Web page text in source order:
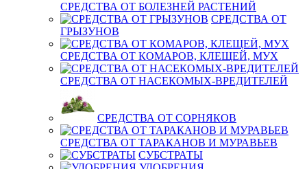
СРЕДСТВА ОТ БОЛЕЗНЕЙ РАСТЕНИЙ
СРЕДСТВА ОТ
ГРЫЗУНОВ
СРЕДСТВА ОТ КОМАРОВ, КЛЕЩЕЙ, МУХ
СРЕДСТВА ОТ НАСЕКОМЫХ-ВРЕДИТЕЛЕЙ
СРЕДСТВА ОТ СОРНЯКОВ
СРЕДСТВА ОТ ТАРАКАНОВ И МУРАВЬЕВ
СУБСТРАТЫ